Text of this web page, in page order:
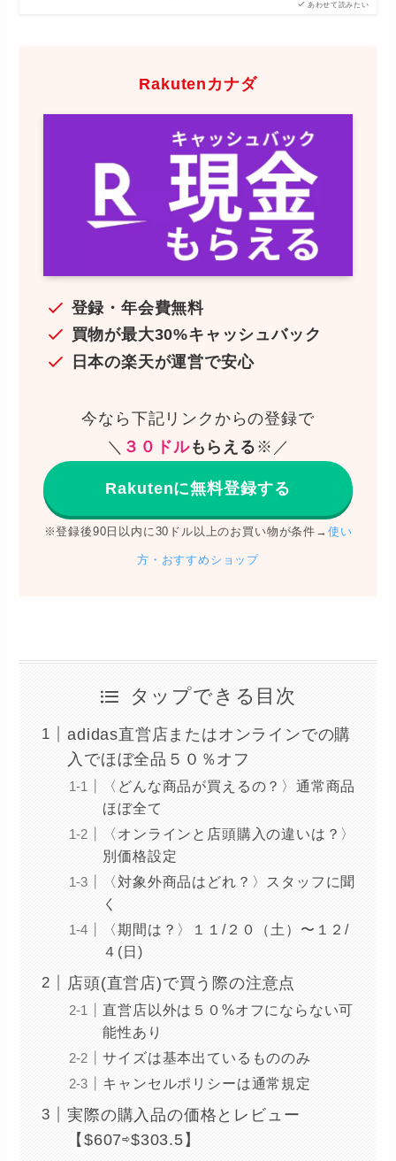
あわせて読みたい
Rakutenカナダ
登録・年会費無料
買物が最大30%キャッシュバック
日本の楽天が運営で安心
今なら下記リンクからの登録で
＼ ３０ドルもらえる ※／
Rakutenに無料登録する
※登録後90日以内に30ドル以上のお買い物が条件→ 使い
方・おすすめショップ
タップできる目次
adidas直営店またはオンラインでの購
入でほぼ全品５０％オフ
〈どんな商品が買えるの？〉通常商品
ほぼ全て
〈オンラインと店頭購入の違いは？〉
別価格設定
〈対象外商品はどれ？〉スタッフに聞
く
〈期間は？〉１１/２０（土）〜１２/
４(日)
店頭(直営店)で買う際の注意点
直営店以外は５０%オフにならない可
能性あり
サイズは基本出ているもののみ
キャンセルポリシーは通常規定
実際の購入品の価格とレビュー
【$607⇨$303.5】